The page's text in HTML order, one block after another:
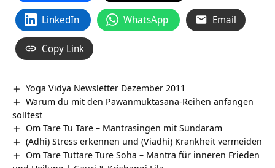
LinkedIn WhatsApp Email
Copy Link
Yoga Vidya Newsletter Dezember 2011
Warum du mit den Pawanmuktasana-Reihen anfangen
solltest
Om Tare Tu Tare – Mantrasingen mit Sundaram
(Adhi) Stress erkennen und (Viadhi) Krankheit vermeiden
Om Tare Tuttare Ture Soha – Mantra für inneren Frieden